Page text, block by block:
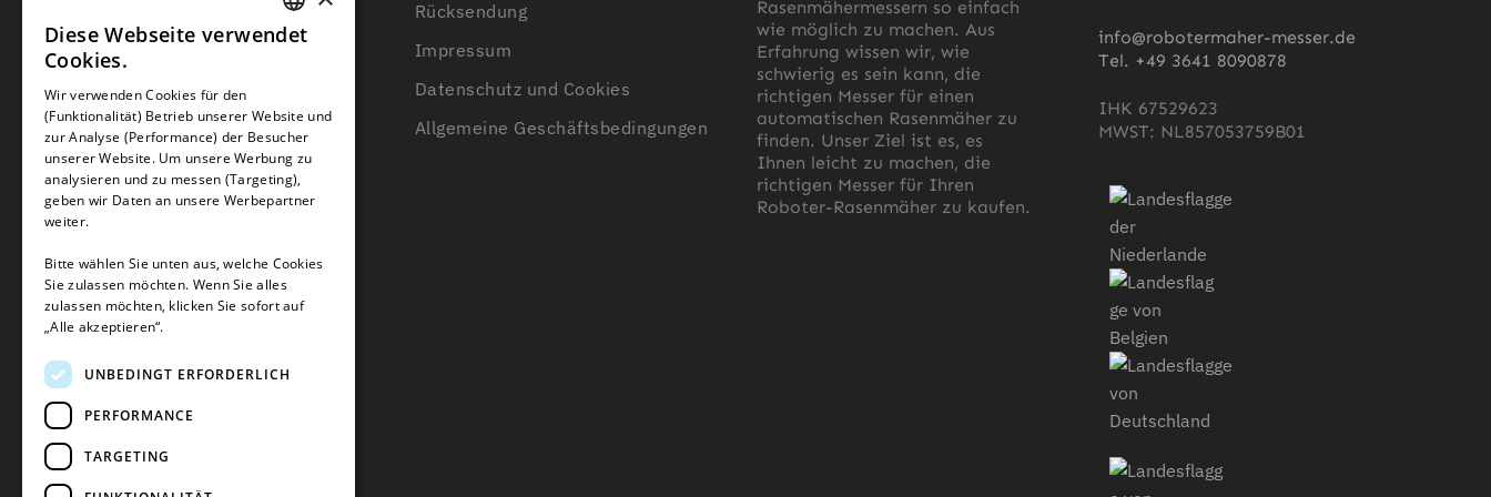
Kontakt
Über uns
Wissensbasis
Beratung zum Begrenzungsdraht
Blogs
Rücksendung
Impressum
Datenschutz und Cookies
Allgemeine Geschäftsbedingungen
Rasenmähermessern so einfach
wie möglich zu machen. Aus
Erfahrung wissen wir, wie
schwierig es sein kann, die
richtigen Messer für einen
automatischen Rasenmäher zu
finden. Unser Ziel ist es, es
Ihnen leicht zu machen, die
richtigen Messer für Ihren
Roboter-Rasenmäher zu kaufen.
info@robotermaher-messer.de
Tel. +49 3641 8090878
IHK 67529623
MWST: NL857053759B01
GERMAN
GERMAN
Diese Webseite verwendet
Cookies.
Wir verwenden Cookies für den
(Funktionalität) Betrieb unserer Website und
zur Analyse (Performance) der Besucher
unserer Website. Um unsere Werbung zu
analysieren und zu messen (Targeting),
geben wir Daten an unsere Werbepartner
weiter.
Bitte wählen Sie unten aus, welche Cookies
Sie zulassen möchten. Wenn Sie alles
zulassen möchten, klicken Sie sofort auf
„Alle akzeptieren“.
UNBEDINGT ERFORDERLICH
PERFORMANCE
TARGETING